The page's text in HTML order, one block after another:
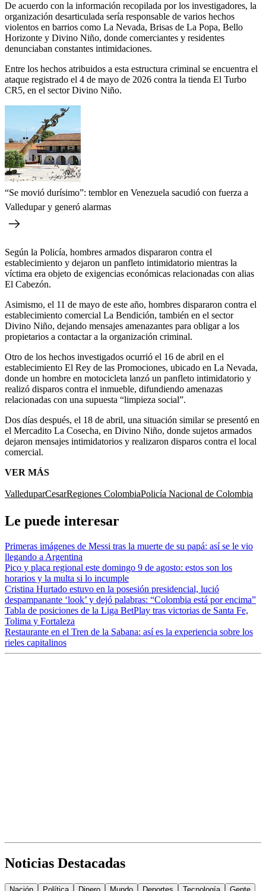
De acuerdo con la información recopilada por los investigadores, la
organización desarticulada sería responsable de varios hechos
violentos en barrios como La Nevada, Brisas de La Popa, Bello
Horizonte y Divino Niño, donde comerciantes y residentes
denunciaban constantes intimidaciones.
Entre los hechos atribuidos a esta estructura criminal se encuentra el
ataque registrado el 4 de mayo de 2026 contra la tienda El Turbo
CR5, en el sector Divino Niño.
“Se movió durísimo”: temblor en Venezuela sacudió con fuerza a
Valledupar y generó alarmas
Según la Policía, hombres armados dispararon contra el
establecimiento y dejaron un panfleto intimidatorio mientras la
víctima era objeto de exigencias económicas relacionadas con alias
El Cabezón.
Asimismo, el 11 de mayo de este año, hombres dispararon contra el
establecimiento comercial La Bendición, también en el sector
Divino Niño, dejando mensajes amenazantes para obligar a los
propietarios a contactar a la organización criminal.
Otro de los hechos investigados ocurrió el 16 de abril en el
establecimiento El Rey de las Promociones, ubicado en La Nevada,
donde un hombre en motocicleta lanzó un panfleto intimidatorio y
realizó disparos contra el inmueble, difundiendo amenazas
relacionadas con una supuesta “limpieza social”.
Dos días después, el 18 de abril, una situación similar se presentó en
el Mercadito La Cosecha, en Divino Niño, donde sujetos armados
dejaron mensajes intimidatorios y realizaron disparos contra el local
comercial.
VER MÁS
ValleduparCesarRegiones ColombiaPolicía Nacional de Colombia
Le puede interesar
Primeras imágenes de Messi tras la muerte de su papá: así se le vio
llegando a Argentina
Pico y placa regional este domingo 9 de agosto: estos son los
horarios y la multa si lo incumple
Cristina Hurtado estuvo en la posesión presidencial, lució
despampanante ‘look’ y dejó palabras: “Colombia está por encima”
Tabla de posiciones de la Liga BetPlay tras victorias de Santa Fe,
Tolima y Fortaleza
Restaurante en el Tren de la Sabana: así es la experiencia sobre los
rieles capitalinos
Noticias Destacadas